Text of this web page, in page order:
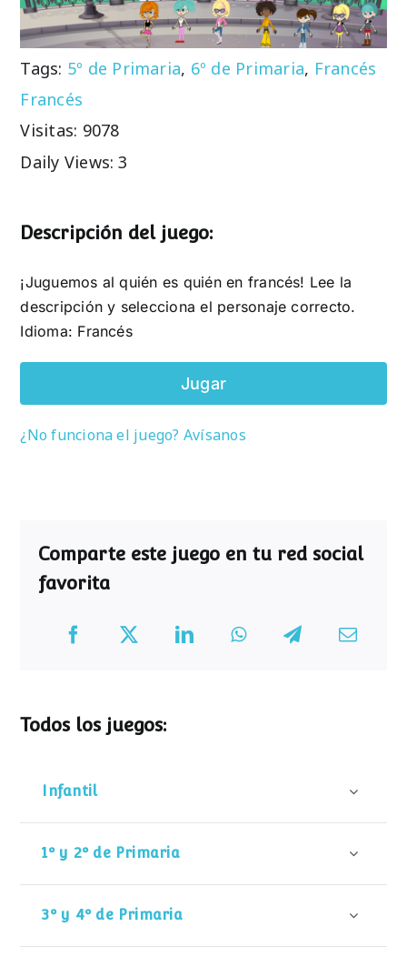
Tags: 5º de Primaria, 6º de Primaria, Francés
Francés
Visitas: 9078
Daily Views: 3
Descripción del juego:
¡Juguemos al quién es quién en francés! Lee la
descripción y selecciona el personaje correcto.
Idioma: Francés
Jugar
¿No funciona el juego? Avísanos
Comparte este juego en tu red social
favorita
Todos los juegos:
Infantil
1º y 2º de Primaria
3º y 4º de Primaria